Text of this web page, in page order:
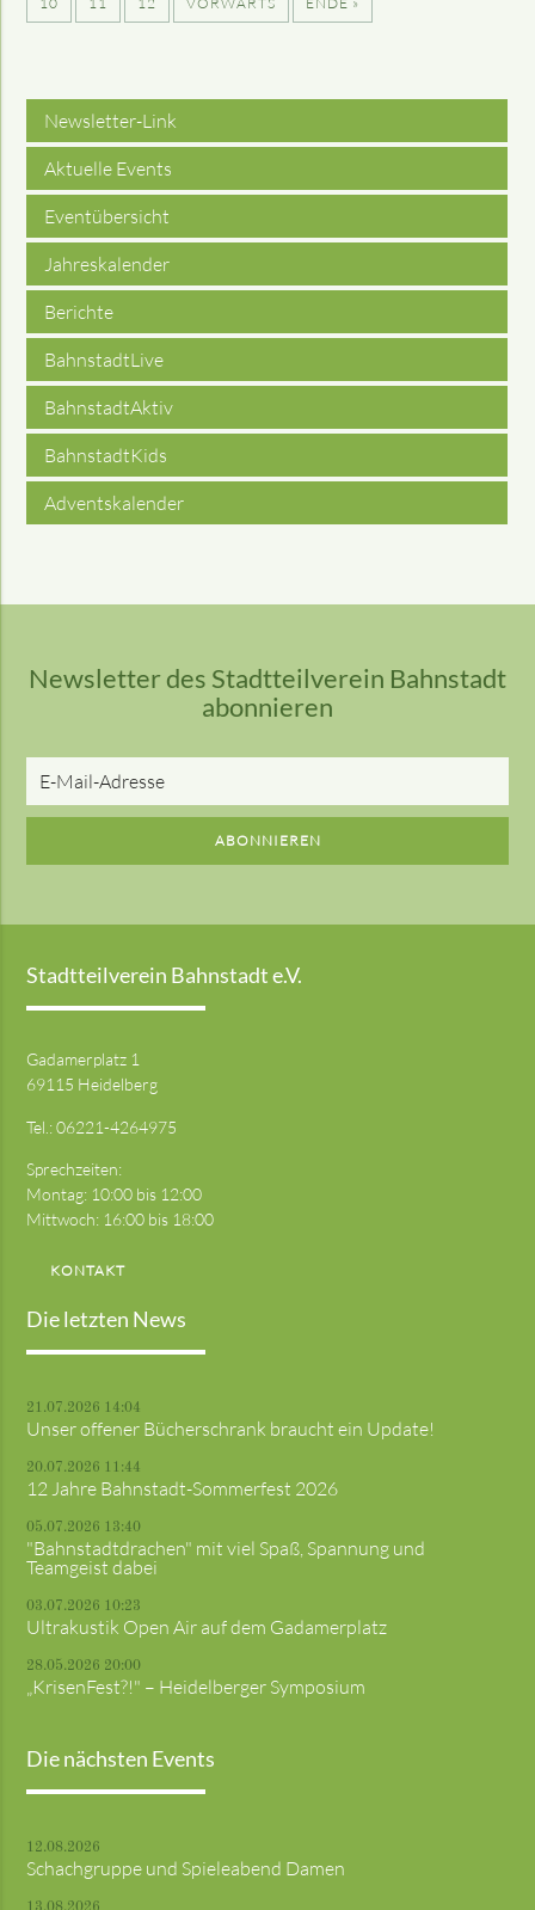
Newsletter-Link
Aktuelle Events
Eventübersicht
Jahreskalender
Berichte
BahnstadtLive
BahnstadtAktiv
BahnstadtKids
Adventskalender
Newsletter des Stadtteilverein Bahnstadt
abonnieren
Adresse
ABONNIEREN
Stadtteilverein Bahnstadt e.V.
Gadamerplatz 1
69115 Heidelberg
Tel.:06221-4264975
Sprechzeiten:
Montag: 10:00 bis 12:00
Mittwoch: 16:00 bis 18:00
KONTAKT
Die letzten News
21.07.2026 14:04
Unser offener Bücherschrank braucht ein Update!
20.07.2026 11:44
12 Jahre Bahnstadt-Sommerfest 2026
05.07.2026 13:40
"Bahnstadtdrachen" mit viel Spaß, Spannung und
Teamgeist dabei
03.07.2026 10:23
Ultrakustik Open Air auf dem Gadamerplatz
28.05.2026 20:00
„KrisenFest?!" – Heidelberger Symposium
Die nächsten Events
12.08.2026
Schachgruppe und Spieleabend Damen